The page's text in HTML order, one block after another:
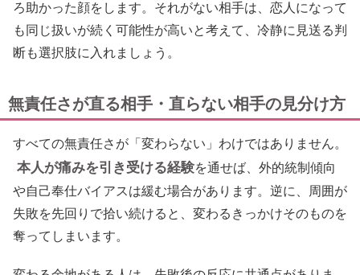
ろ助かった顔をします。それがない相手は、恋人になって
も同じ扱いが続く可能性が高いと考えて、冷静に見送る判
断も選択肢に入れましょう。
無責任さが直る相手・直らない相手の見分け方
すべての無責任さが「変わらない」わけではありません。
本人が痛みを引き受ける経験を通せば、外的統制傾向
や自己奉仕バイアスは緩む場合があります。逆に、周囲が
失敗を先回りで拾い続けると、変わるきっかけそのものを
奪ってしまいます。